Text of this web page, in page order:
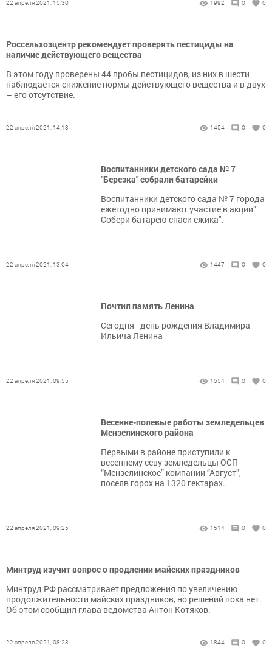
22 апреля 2021, 15:30 1992 0 0
Россельхозцентр рекомендует проверять пестициды на
наличие действующего вещества
В этом году проверены 44 пробы пестицидов, из них в шести
наблюдается снижение нормы действующего вещества и в двух
– его отсутствие.
22 апреля 2021, 14:13 1454 0 0
Воспитанники детского сада № 7
"Березка" собрали батарейки
Воспитанники детского сада № 7 города
ежегодно принимают участие в акции”
Собери батарею-спаси ежика".
22 апреля 2021, 13:04 1447 0 0
Почтил память Ленина
Сегодня - день рождения Владимира
Ильича Ленина
22 апреля 2021, 09:55 1554 0 0
Весенне-полевые работы земледельцев
Мензелинского района
Первыми в районе приступили к
весеннему севу земледельцы ОСП
“Мензелинское” компании “Август”,
посеяв горох на 1320 гектарах.
22 апреля 2021, 09:25 1514 0 0
Минтруд изучит вопрос о продлении майских праздников
Минтруд РФ рассматривает предложения по увеличению
продолжительности майских праздников, но решений пока нет.
Об этом сообщил глава ведомства Антон Котяков.
22 апреля 2021, 08:23 1844 0 0